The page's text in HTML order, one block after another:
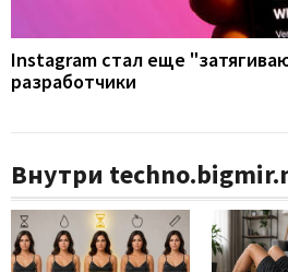
Instagram стал еще
разработчики
Внутри